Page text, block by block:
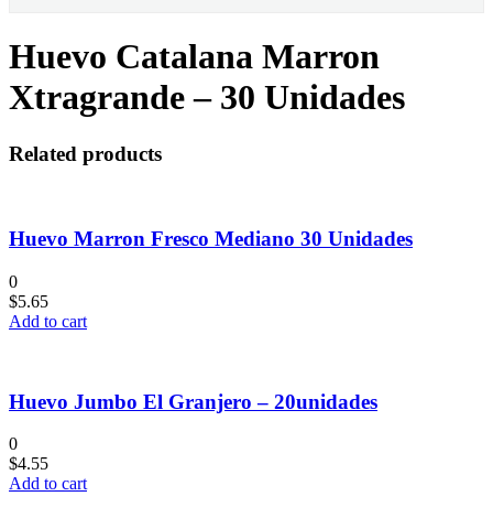
Huevo Catalana Marron
Xtragrande – 30 Unidades
Related products
Huevo Marron Fresco Mediano 30 Unidades
0
$5.65
Add to cart
Huevo Jumbo El Granjero – 20unidades
0
$4.55
Add to cart